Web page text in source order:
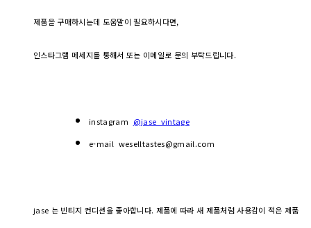
제품을 구매하시는데 도움말이 필요하시다면,
인스타그램 메세지를 통해서 또는 이메일로 문의 부탁드립니다.
instagram @jase_vintage
e-mail weselltastes@gmail.com
jase 는 빈티지 컨디션을 좋아합니다. 제품에 따라 새 제품처럼 사용감이 적은 제품